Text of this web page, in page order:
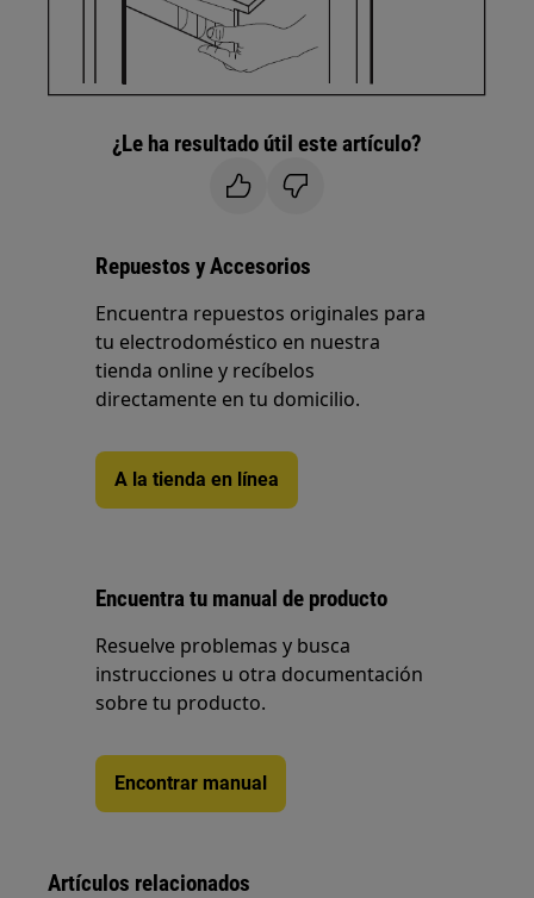
¿Le ha resultado útil este artículo?
Repuestos y Accesorios
Encuentra repuestos originales para
tu electrodoméstico en nuestra
tienda online y recíbelos
directamente en tu domicilio.
A la tienda en línea
Encuentra tu manual de producto
Resuelve problemas y busca
instrucciones u otra documentación
sobre tu producto.
Encontrar manual
Artículos relacionados